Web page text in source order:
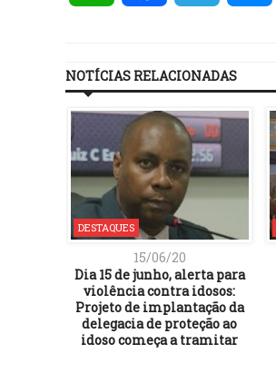
NOTÍCIAS RELACIONADAS
DESTAQUES
15/06/20
Dia 15 de junho, alerta para
violência contra idosos:
Projeto de implantação da
delegacia de proteção ao
idoso começa a tramitar